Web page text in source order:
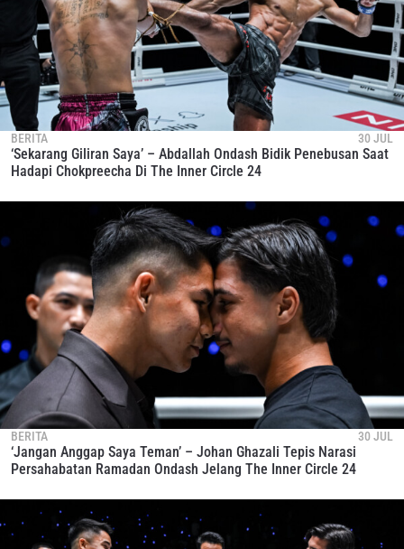
BERITA 30 JUL
‘Sekarang Giliran Saya’ – Abdallah Ondash Bidik Penebusan Saat
Hadapi Chokpreecha Di The Inner Circle 24
BERITA 30 JUL
‘Jangan Anggap Saya Teman’ – Johan Ghazali Tepis Narasi
Persahabatan Ramadan Ondash Jelang The Inner Circle 24